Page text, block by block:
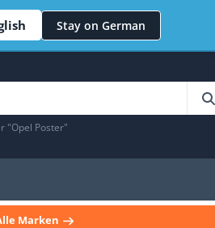
Stay on German
"Opel Poster"
Marken